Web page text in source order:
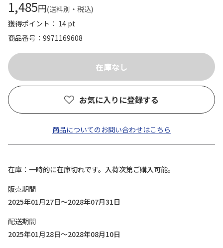
1,485円(送料別・税込)
獲得ポイント： 14 pt
商品番号
9971169608
お気に入りに登録する
商品についてのお問い合わせはこちら
在庫
一時的に在庫切れです。入荷次第ご購入可能。
販売期間
2025年01月27日～2028年07月31日
配送期間
2025年01月28日～2028年08月10日